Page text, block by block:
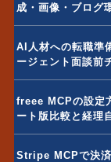
成・画像・ブログ
AI人材への転職準
ージェント面談前
freee MCPの設定
ート版比較と経理
Stripe MCPで決